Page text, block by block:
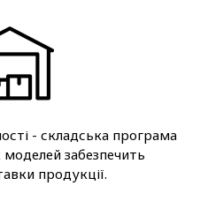
- складська програма
забезпечить
продукції.